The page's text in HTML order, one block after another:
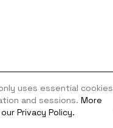
uses essential cookies
and sessions. More
Privacy Policy.